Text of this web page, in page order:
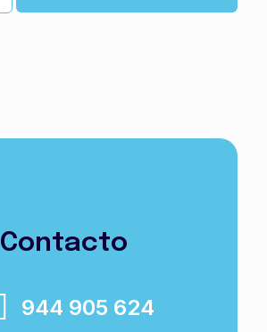
Contacto
944 905 624